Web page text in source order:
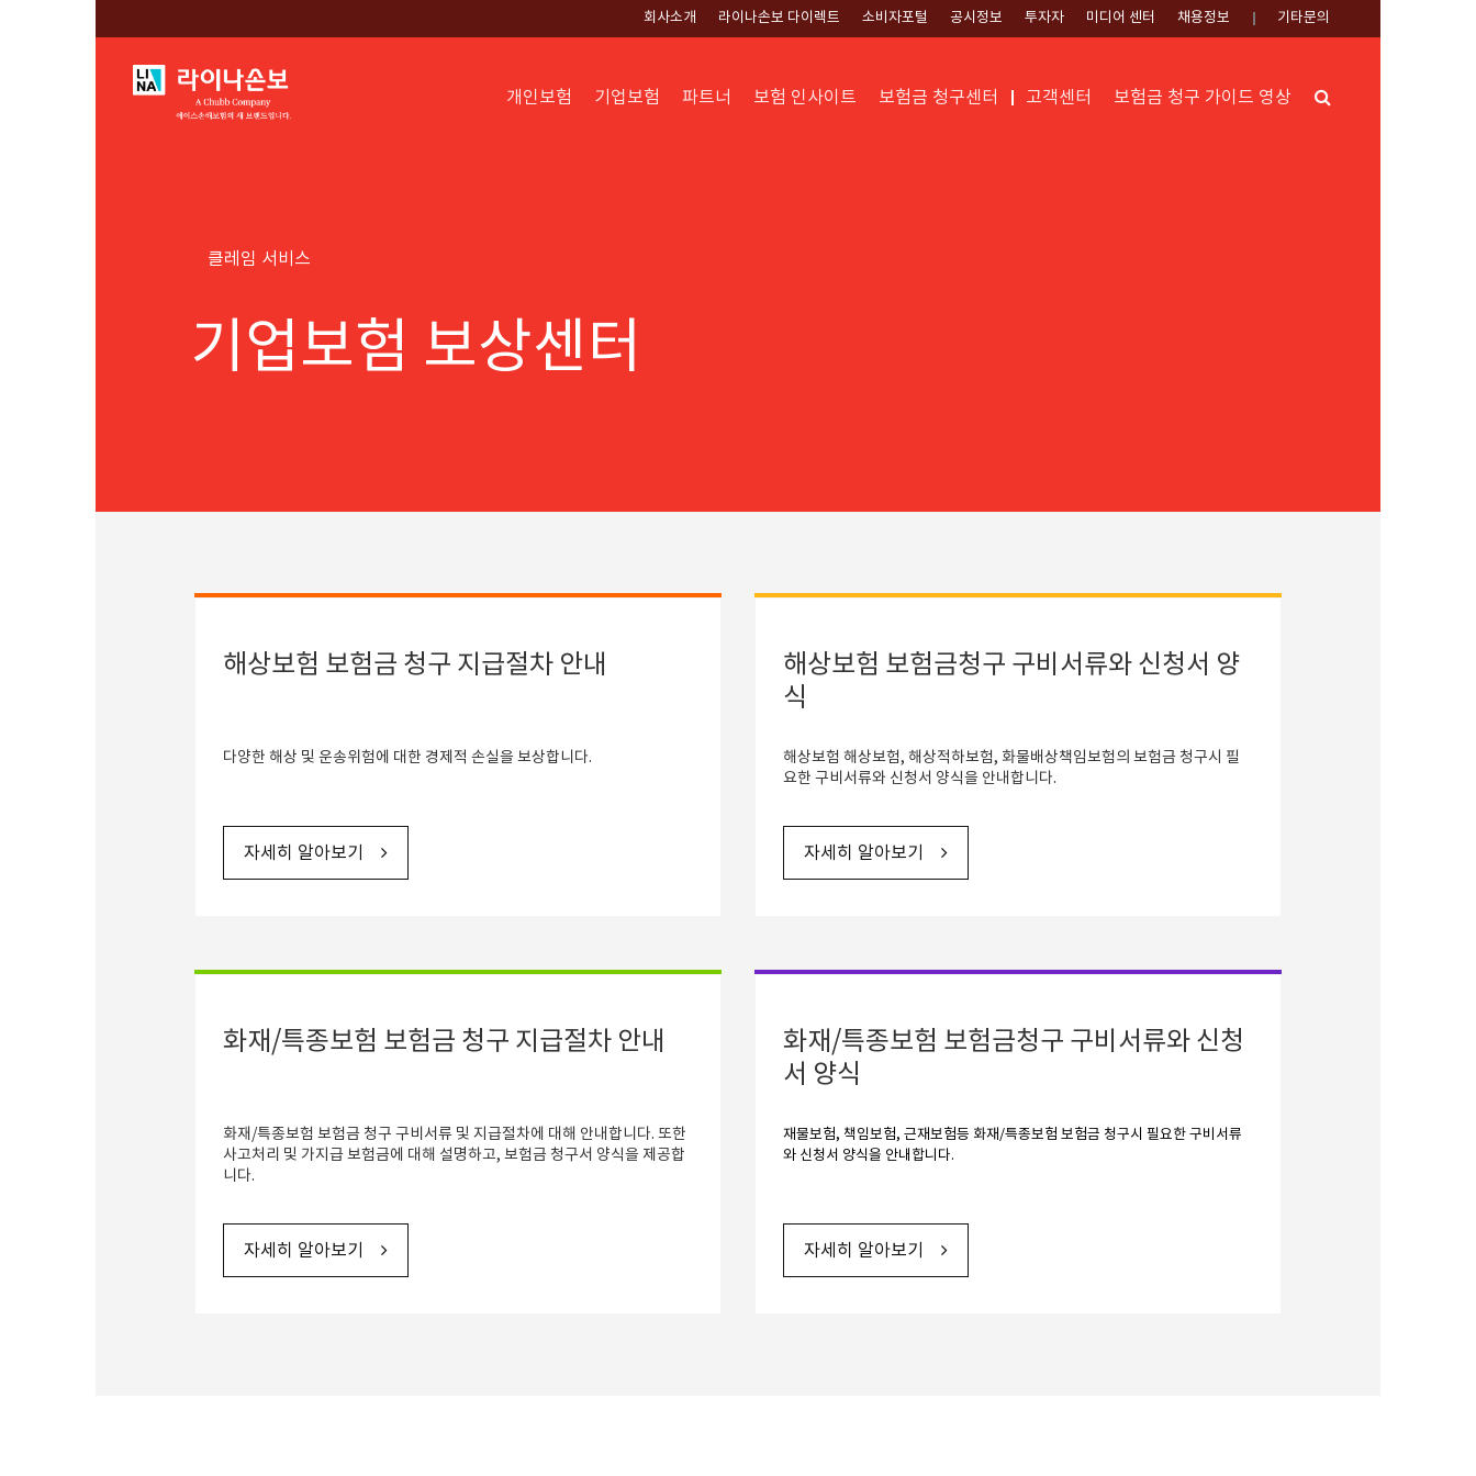
회사소개 라이나손보 다이렉트 소비자포털 공시정보 투자자 미디어 센터 채용정보 기타문의
개인보험 기업보험 파트너 보험 인사이트 보험금 청구센터 고객센터 보험금 청구 가이드 영상 Search
클레임 서비스
기업보험 보상센터
해상보험 보험금 청구 지급절차 안내
다양한 해상 및 운송위험에 대한 경제적 손실을 보상합니다.
자세히 알아보기
해상보험 보험금청구 구비서류와 신청서 양
식
해상보험 해상보험, 해상적하보험, 화물배상책임보험의 보험금 청구시 필
요한 구비서류와 신청서 양식을 안내합니다.
자세히 알아보기
화재/특종보험 보험금 청구 지급절차 안내
화재/특종보험 보험금 청구 구비서류 및 지급절차에 대해 안내합니다. 또한
사고처리 및 가지급 보험금에 대해 설명하고, 보험금 청구서 양식을 제공합
니다.
자세히 알아보기
화재/특종보험 보험금청구 구비서류와 신청
서 양식
재물보험, 책임보험, 근재보험등 화재/특종보험 보험금 청구시 필요한 구비서류
와 신청서 양식을 안내합니다.
자세히 알아보기